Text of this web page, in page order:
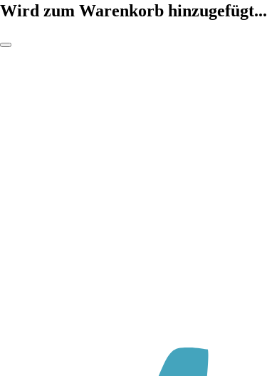
Wird zum Warenkorb hinzugefügt...